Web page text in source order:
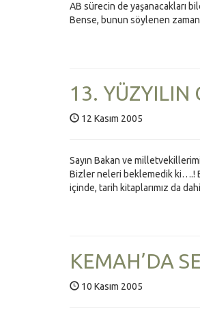
AB sürecin de yaşanacakları
Bense, bunun söylenen
13. YÜZYILIN
12 Kasım 2005
Sayın Bakan ve
Bizler neleri beklemedik ki….!
içinde, tarih kitaplarımız da
KEMAH’DA
10 Kasım 2005